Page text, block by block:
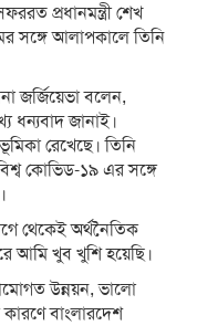
প্রধানমন্ত্রী শেখ
সঙ্গে আলাপকালে তিনি
জর্জিয়েভা বলেন,
ধন্যবাদ জানাই।
রেখেছে। তিনি
কোভিড-১৯ এর সঙ্গে
থেকেই অর্থনৈতিক
আমি খুব খুশি হয়েছি।
উন্নয়ন, ভালো
বাংলারদেশ